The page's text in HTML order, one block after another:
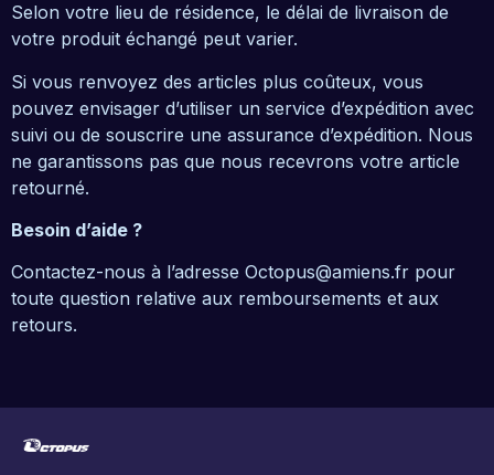
Selon votre lieu de résidence, le délai de livraison de
votre produit échangé peut varier.
Si vous renvoyez des articles plus coûteux, vous
pouvez envisager d’utiliser un service d’expédition avec
suivi ou de souscrire une assurance d’expédition. Nous
ne garantissons pas que nous recevrons votre article
retourné.
Besoin d’aide ?
Contactez-nous à l’adresse Octopus@amiens.fr pour
toute question relative aux remboursements et aux
retours.